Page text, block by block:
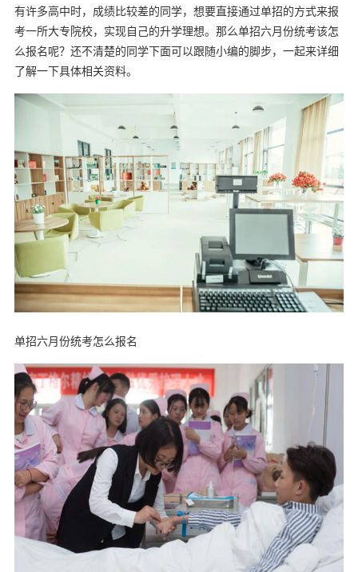
有许多高中时，成绩比较差的同学，想要直接通过单招的方式来报
考一所大专院校，实现自己的升学理想。那么单招六月份统考该怎
么报名呢？还不清楚的同学下面可以跟随小编的脚步，一起来详细
了解一下具体相关资料。
单招六月份统考怎么报名